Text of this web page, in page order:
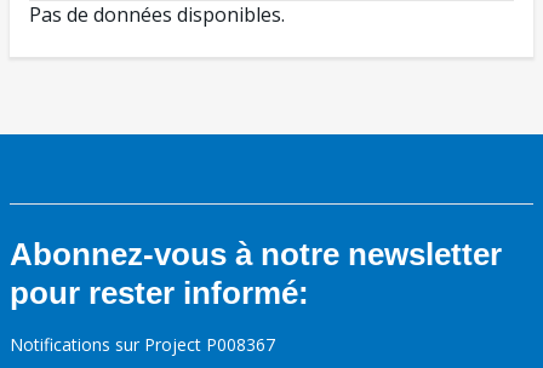
Pas de données disponibles.
Abonnez-vous à notre newsletter
pour rester informé:
Notifications sur Project P008367